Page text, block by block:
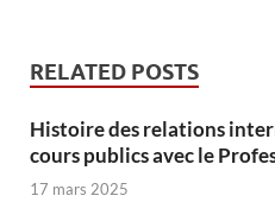
RELATED POSTS
Histoire des relations
cours publics avec le
17 mars 2025